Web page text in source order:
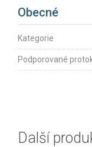
Obecné
Kategorie
Podporované
Další